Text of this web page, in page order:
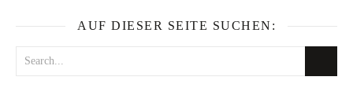
AUF DIESER SEITE SUCHEN: